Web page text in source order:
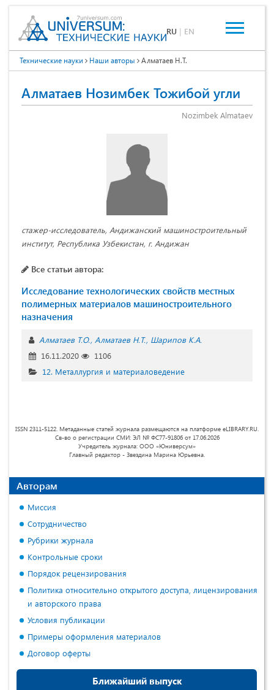
RU | EN
Технические науки Наши авторы Алматаев Н.Т.
Алматаев Нозимбек Тожибой угли
Nozimbek Almataev
стажер-исследователь, Андижанский машиностроительный
институт, Республика Узбекистан, г. Андижан
Все статьи автора:
Исследование технологических свойств местных
полимерных материалов машиностроительного
назначения
Алматаев Т.О. Алматаев Н.Т. Шарипов К.А.
16.11.2020
1106
12. Металлургия и материаловедение
ISSN 2311-5122. Метаданные статей журнала размещаются на платформе eLIBRARY.RU.
Св-во о регистрации СМИ: ЭЛ № ФС77-91806 от 17.06.2026
Учредитель журнала: ООО «Юниверсум»
Главный редактор - Звездина Марина Юрьевна.
Авторам
Миссия
Сотрудничество
Рубрики журнала
Контрольные сроки
Порядок рецензирования
Политика относительно открытого доступа, лицензирования
и авторского права
Условия публикации
Примеры оформления материалов
Договор оферты
Ближайший выпуск